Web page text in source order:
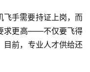
飞手需要持证上岗，而
求更高——不仅要飞得
目前，专业人才供给还